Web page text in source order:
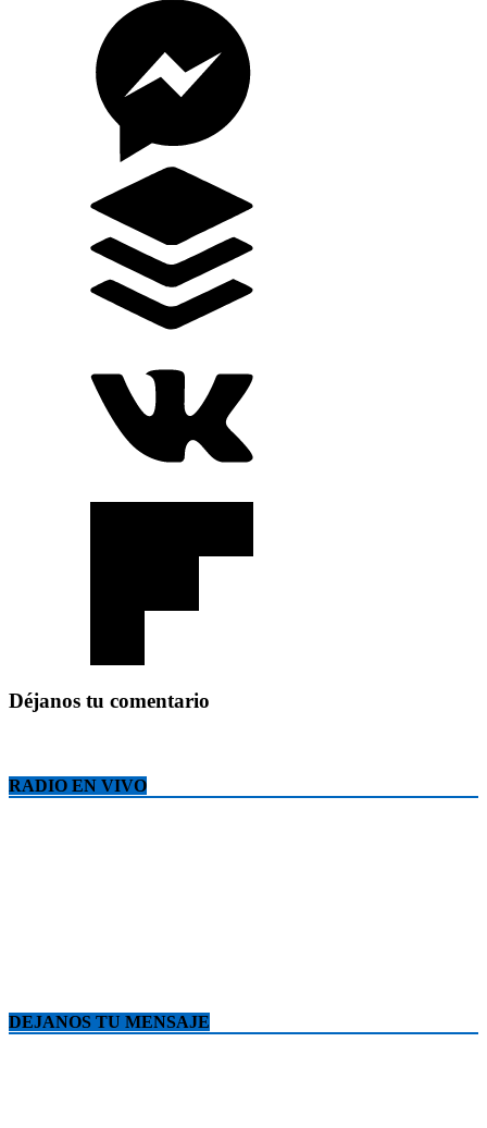
Déjanos tu comentario
RADIO EN VIVO
DEJANOS TU MENSAJE